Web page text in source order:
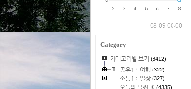
08-09 00:00
Category
카테고리별 보기 (8412)
공유1：여행 (322)
소통1：일상(327)
오늘의 날씨 ☀ (4335)